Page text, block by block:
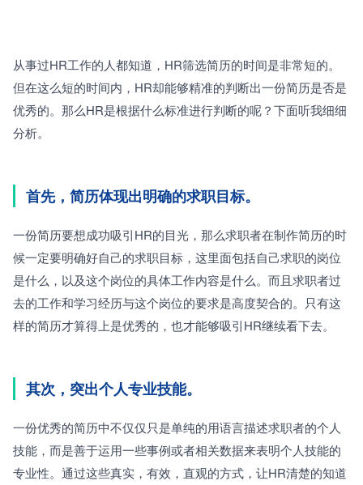
从事过HR工作的人都知道，HR筛选简历的时间是非常短的。
但在这么短的时间内，HR却能够精准的判断出一份简历是否是
优秀的。那么HR是根据什么标准进行判断的呢？下面听我细细
分析。
首先，简历体现出明确的求职目标。
一份简历要想成功吸引HR的目光，那么求职者在制作简历的时
候一定要明确好自己的求职目标，这里面包括自己求职的岗位
是什么，以及这个岗位的具体工作内容是什么。而且求职者过
去的工作和学习经历与这个岗位的要求是高度契合的。只有这
样的简历才算得上是优秀的，也才能够吸引HR继续看下去。
其次，突出个人专业技能。
一份优秀的简历中不仅仅只是单纯的用语言描述求职者的个人
技能，而是善于运用一些事例或者相关数据来表明个人技能的
专业性。通过这些真实，有效，直观的方式，让HR清楚的知道